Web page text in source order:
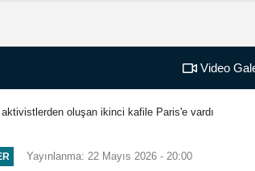
Video
oluşan ikinci kafile Paris'e vardı
Yayınlanma: 22 Mayıs 2026 - 20:00